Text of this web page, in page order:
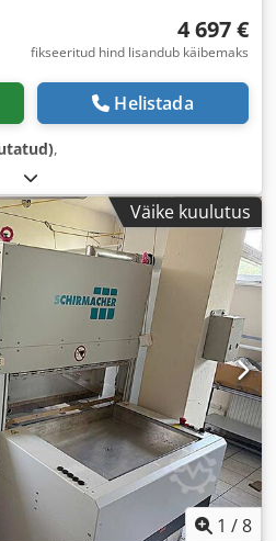
4 697 €
fikseeritud hind lisandub käibemaks
Helistada
,
Väike kuulutus
1 /8